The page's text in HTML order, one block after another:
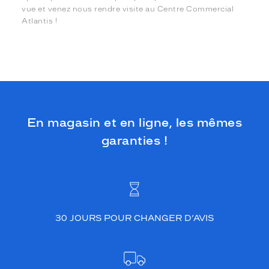
vue et venez nous rendre visite au Centre Commercial
Atlantis !
En magasin et en ligne, les mêmes
garanties !
30 JOURS POUR CHANGER D’AVIS